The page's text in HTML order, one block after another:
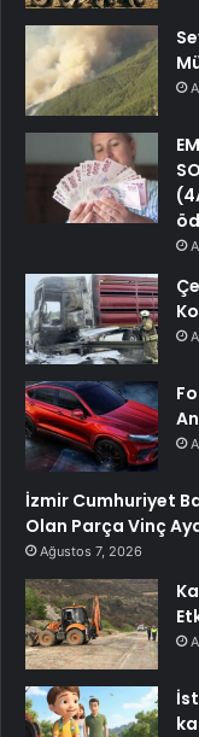
İzmir Cumhuriyet
Olan Parça Vinç
Ağustos 7, 2026